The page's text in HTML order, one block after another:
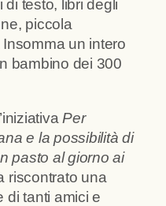
di testo, libri degli
piccola
un intero
bambino dei 300
Per
e la possibilità di
pasto al giorno ai
riscontrato una
di tanti amici e